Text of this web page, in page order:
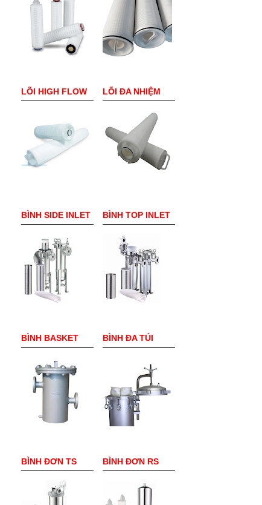
LÕI HIGH FLOW
BÌNH SIDE INLET
BÌNH BASKET
BÌNH ĐƠN TS
LÕI ĐA NHIỆM
BÌNH TOP INLET
BÌNH ĐA TÚI
BÌNH ĐƠN RS